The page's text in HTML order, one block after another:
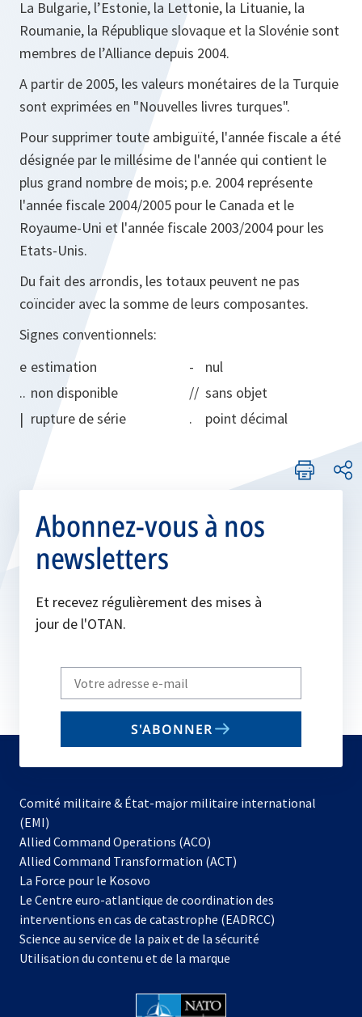
La Bulgarie, l’Estonie, la Lettonie, la Lituanie, la
Roumanie, la République slovaque et la Slovénie sont
membres de l’Alliance depuis 2004.
A partir de 2005, les valeurs monétaires de la Turquie
sont exprimées en "Nouvelles livres turques".
Pour supprimer toute ambiguïté, l'année fiscale a été
désignée par le millésime de l'année qui contient le
plus grand nombre de mois; p.e. 2004 représente
l'année fiscale 2004/2005 pour le Canada et le
Royaume-Uni et l'année fiscale 2003/2004 pour les
Etats-Unis.
Du fait des arrondis, les totaux peuvent ne pas
coïncider avec la somme de leurs composantes.
Signes conventionnels:
e estimation -
nul
.. non disponible // sans objet
| rupture de série . point décimal
Abonnez-vous à nos
newsletters
Et recevez régulièrement des mises à
jour de l'OTAN.
Write
your
email
S'ABONNER
Comité militaire & État-major militaire international
(EMI)
Allied Command Operations (ACO)
dans
nouvel
onglet
Allied Command Transformation (ACT)
La Force pour le Kosovo
dans
un
nouvel
onglet
Le Centre euro-atlantique de coordination des
interventions en cas de catastrophe (EADRCC)
Science au service de la paix et de la sécurité
Utilisation du contenu et de la marque